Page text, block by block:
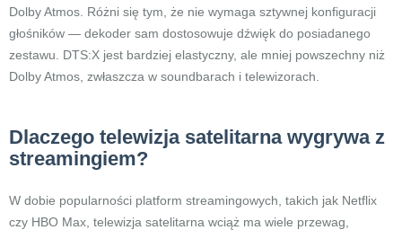
Dolby Atmos. Różni się tym, że nie wymaga sztywnej konfiguracji
głośników — dekoder sam dostosowuje dźwięk do posiadanego
zestawu. DTS:X jest bardziej elastyczny, ale mniej powszechny niż
Dolby Atmos, zwłaszcza w soundbarach i telewizorach.
Dlaczego telewizja satelitarna wygrywa z
streamingiem?
W dobie popularności platform streamingowych, takich jak Netflix
czy HBO Max, telewizja satelitarna wciąż ma wiele przewag,